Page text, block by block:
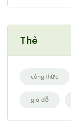
Thẻ
công thức
giá đỗ